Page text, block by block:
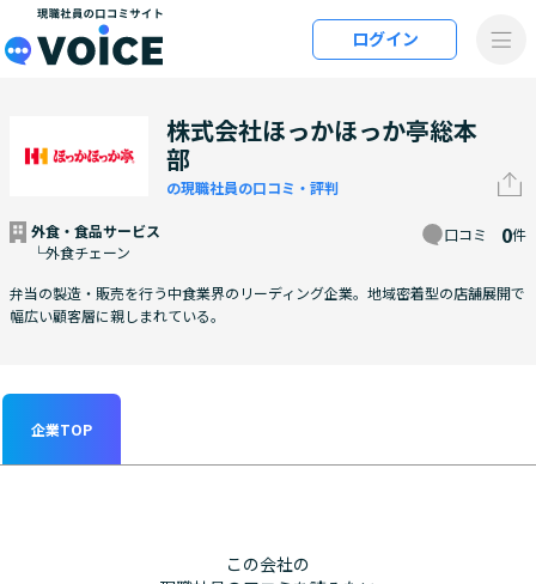
メインコンテンツにスキップ
ログイン
株式会社ほっかほっか亭総本
部
の現職社員の口コミ・評判
外食・食品サービス
└外食チェーン
口コミ 0件
弁当の製造・販売を行う中食業界のリーディング企業。地域密着型の店舗展開で
幅広い顧客層に親しまれている。
企業TOP
この会社の